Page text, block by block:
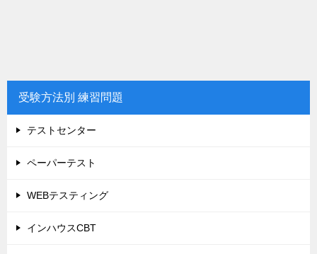
受験方法別 練習問題
テストセンター
ペーパーテスト
WEBテスティング
インハウスCBT